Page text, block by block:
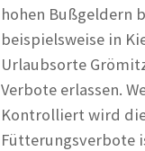
hohen Bußgeldern
beispielsweise in
Urlaubsorte
Verbote erlassen.
Kontrolliert wird
Fütterungsverbote